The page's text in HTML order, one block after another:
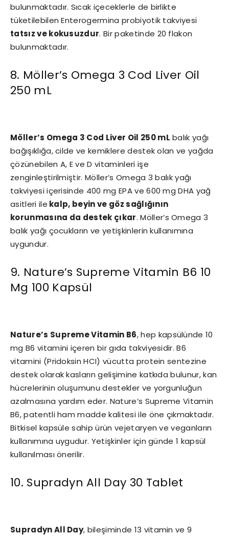
bulunmaktadır. Sıcak içeceklerle de birlikte
tüketilebilen Enterogermina probiyotik takviyesi
tatsız ve kokusuzdur. Bir paketinde 20 flakon
bulunmaktadır.
8. Möller’s Omega 3 Cod Liver Oil
250 mL
Möller’s Omega 3 Cod Liver Oil 250 mL balık yağı
bağışıklığa, cilde ve kemiklere destek olan ve yağda
çözünebilen A, E ve D vitaminleri işe
zenginleştirilmiştir. Möller’s Omega 3 balık yağı
takviyesi içerisinde 400 mg EPA ve 600 mg DHA yağ
asitleri ile kalp, beyin ve göz sağlığının
korunmasına da destek çıkar. Möller’s Omega 3
balık yağı çocukların ve yetişkinlerin kullanımına
uygundur.
9. Nature’s Supreme Vitamin B6 10
Mg 100 Kapsül
Nature’s Supreme Vitamin B6, hep kapsülünde 10
mg B6 vitamini içeren bir gıda takviyesidir. B6
vitamini (Pridoksin HCI) vücutta protein sentezine
destek olarak kasların gelişimine katkıda bulunur, kan
hücrelerinin oluşumunu destekler ve yorgunluğun
azalmasına yardım eder. Nature’s Supreme Vitamin
B6, patentli ham madde kalitesi ile öne çıkmaktadır.
Bitkisel kapsüle sahip ürün vejetaryen ve veganların
kullanımına uygudur. Yetişkinler için günde 1 kapsül
kullanılması önerilir.
10. Supradyn All Day 30 Tablet
Supradyn All Day, bileşiminde 13 vitamin ve 9